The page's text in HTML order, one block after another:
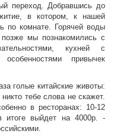
переход. Добравшись до
в котором, к нашей
по комнате. Горячей воды
мы познакомились с
кухней с
привычек
голые китайские животы:
тебе слова не скажет.
в ресторанах: 10-12
итоге выйдет на 4000р. -